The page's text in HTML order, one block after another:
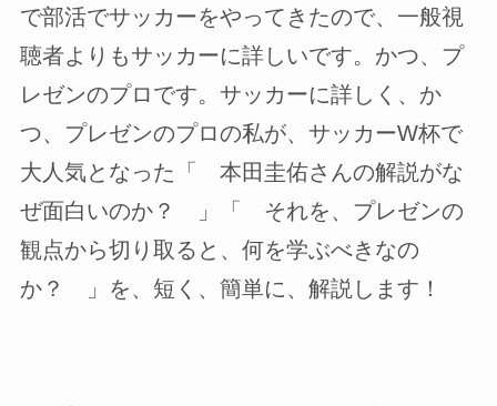
で部活でサッカーをやってきたので、一般視
聴者よりもサッカーに詳しいです。かつ、プ
レゼンのプロです。サッカーに詳しく、か
つ、プレゼンのプロの私が、サッカーW杯で
大人気となった「 本田圭佑さんの解説がな
ぜ面白いのか？ 」「 それを、プレゼンの
観点から切り取ると、何を学ぶべきなの
か？ 」を、短く、簡単に、解説します！